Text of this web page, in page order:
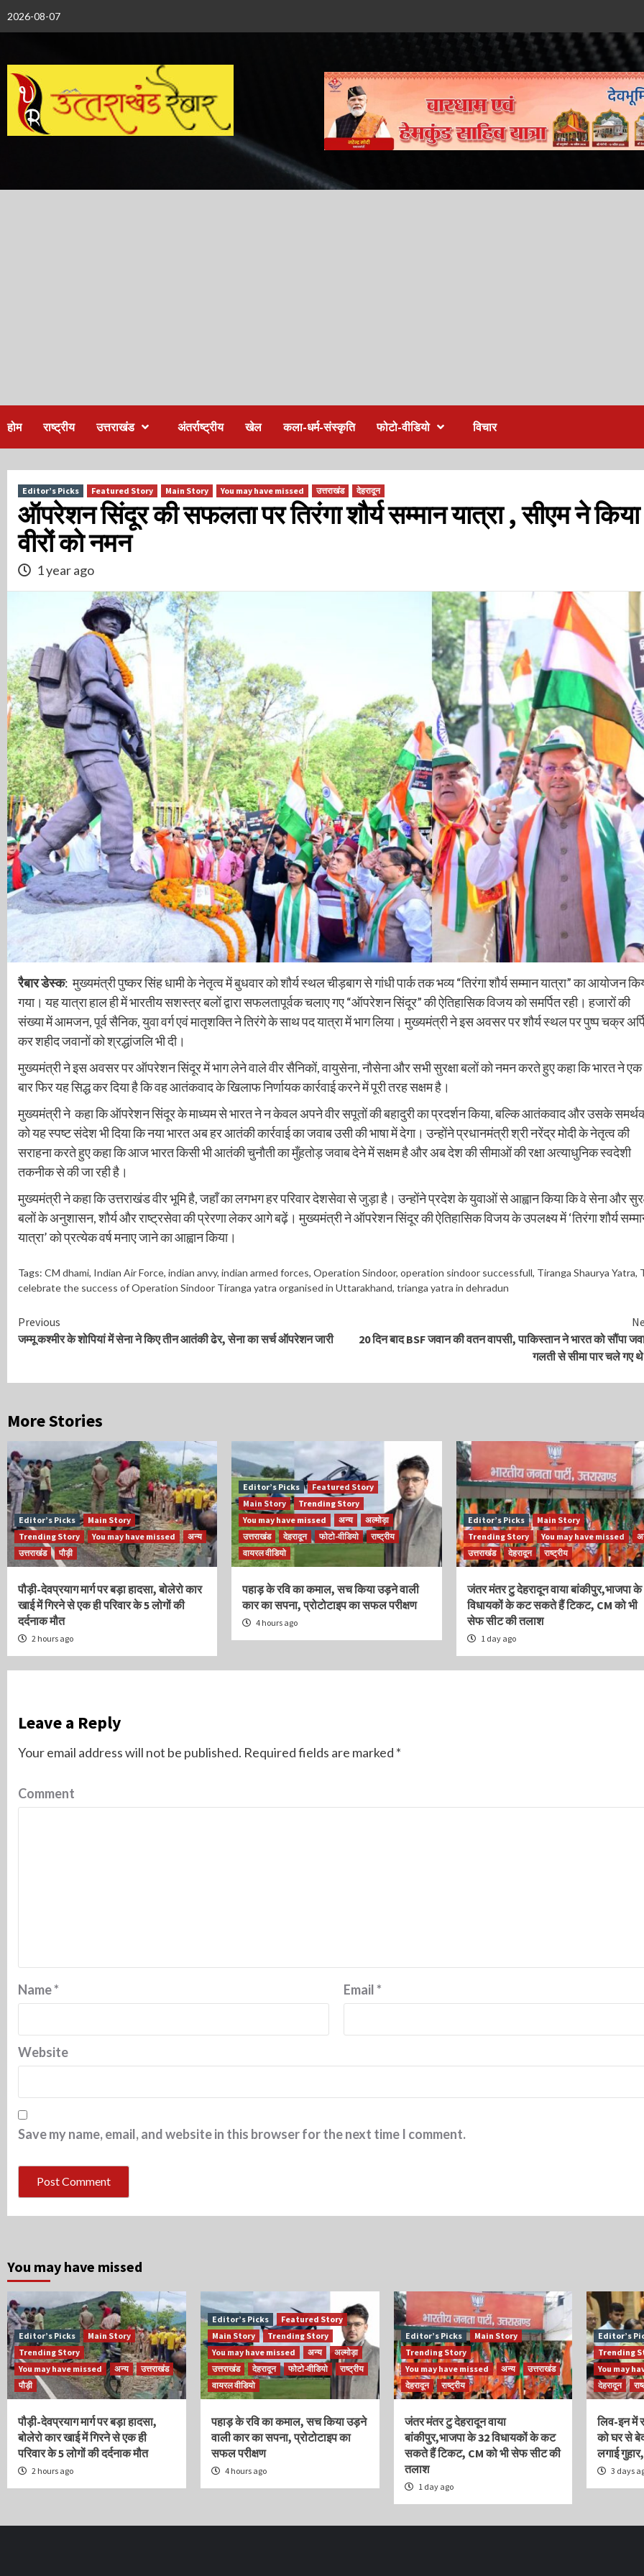
2026-08-07
होम राष्ट्रीय उत्तराखंड अंतर्राष्ट्रीय खेल कला-धर्म-संस्कृति फोटो-वीडियो विचार
Editor’s Picks Featured Story Main Story You may have missed उत्तराखंड देहरादून
ऑपरेशन सिंदूर की सफलता पर तिरंगा शौर्य सम्मान यात्रा , सीएम ने किया
वीरों को नमन
1 year ago
रैबार डेस्क: मुख्यमंत्री पुष्कर सिंह धामी के नेतृत्व में बुधवार को शौर्य स्थल चीड़बाग से गांधी पार्क तक भव्य “तिरंगा शौर्य सम्मान यात्रा” का आयोजन
गया। यह यात्रा हाल ही में भारतीय सशस्त्र बलों द्वारा सफलतापूर्वक चलाए गए “ऑपरेशन सिंदूर” की ऐतिहासिक विजय को समर्पित रही। हजारों की
संख्या में आमजन, पूर्व सैनिक, युवा वर्ग एवं मातृशक्ति ने तिरंगे के साथ पद यात्रा में भाग लिया। मुख्यमंत्री ने इस अवसर पर शौर्य स्थल पर पुष्प चक्र
कर शहीद जवानों को श्रद्धांजलि भी दी।
मुख्यमंत्री ने इस अवसर पर ऑपरेशन सिंदूर में भाग लेने वाले वीर सैनिकों, वायुसेना, नौसेना और सभी सुरक्षा बलों को नमन करते हुए कहा कि भारत ने एक
बार फिर यह सिद्ध कर दिया है कि वह आतंकवाद के खिलाफ निर्णायक कार्रवाई करने में पूरी तरह सक्षम है।
मुख्यमंत्री ने कहा कि ऑपरेशन सिंदूर के माध्यम से भारत ने न केवल अपने वीर सपूतों की बहादुरी का प्रदर्शन किया, बल्कि आतंकवाद और उसके
को यह स्पष्ट संदेश भी दिया कि नया भारत अब हर आतंकी कार्रवाई का जवाब उसी की भाषा में देगा। उन्होंने प्रधानमंत्री श्री नरेंद्र मोदी के नेतृत्व की
सराहना करते हुए कहा कि आज भारत किसी भी आतंकी चुनौती का मुँहतोड़ जवाब देने में सक्षम है और अब देश की सीमाओं की रक्षा अत्याधुनिक स्वदेशी
तकनीक से की जा रही है।
मुख्यमंत्री ने कहा कि उत्तराखंड वीर भूमि है, जहाँ का लगभग हर परिवार देशसेवा से जुड़ा है। उन्होंने प्रदेश के युवाओं से आह्वान किया कि वे सेना और
बलों के अनुशासन, शौर्य और राष्ट्रसेवा की प्रेरणा लेकर आगे बढ़ें। मुख्यमंत्री ने ऑपरेशन सिंदूर की ऐतिहासिक विजय के उपलक्ष्य में ‘तिरंगा शौर्य
यात्रा’ को प्रत्येक वर्ष मनाए जाने का आह्वान किया।
Tags: CM dhami, Indian Air Force, indian anvy, indian armed forces, Operation Sindoor, operation sindoor successfull, Tiranga Shaurya Yatra,
celebrate the success of Operation Sindoor Tiranga yatra organised in Uttarakhand, trianga yatra in dehradun
Continue
Reading
Previous
जम्मू कश्मीर के शोपियां में सेना ने किए तीन आतंकी ढेर, सेना का सर्च ऑपरेशन जारी
20 दिन बाद BSF जवान की वतन वापसी, पाकिस्तान ने भारत को सौंपा
गलती से सीमा पार चले गए
More Stories
Editor’s Picks
Main Story
Trending Story
You may have missed
अन्य
उत्तराखंड
पौड़ी
पौड़ी-देवप्रयाग मार्ग पर बड़ा हादसा, बोलेरो कार
खाई में गिरने से एक ही परिवार के 5 लोगों की
दर्दनाक मौत
2 hours ago
Editor’s Picks
Featured Story
Main Story
Trending Story
You may have missed
अन्य
अल्मोड़ा
उत्तराखंड
देहरादून फोटो-वीडियो
राष्ट्रीय
वायरल वीडियो
पहाड़ के रवि का कमाल, सच किया उड़ने वाली
कार का सपना, प्रोटोटाइप का सफल परीक्षण
4 hours ago
Editor’s Picks
Main Story
Trending Story
You may have missed
उत्तराखंड
देहरादून राष्ट्रीय
जंतर मंतर टु देहरादून वाया बांकीपुर,भाजपा
विधायकों के कट सकते हैं टिकट, CM को भी
सेफ सीट की तलाश
1 day ago
Leave a Reply
Your email address will not be published. Required fields are marked *
Comment
Name* Email*
Website
Save my name, email, and website in this browser for the next time I comment.
You may have missed
Editor’s Picks
Main Story
Trending Story
You may have missed
अन्य
उत्तराखंड
पौड़ी
पौड़ी-देवप्रयाग मार्ग पर बड़ा हादसा,
बोलेरो कार खाई में गिरने से एक ही
परिवार के 5 लोगों की दर्दनाक मौत
2 hours ago
Editor’s Picks
Featured Story
Main Story
Trending Story
You may have missed
अन्य
अल्मोड़ा
उत्तराखंड
देहरादून फोटो-वीडियो
राष्ट्रीय
वायरल वीडियो
पहाड़ के रवि का कमाल, सच किया उड़ने
वाली कार का सपना, प्रोटोटाइप का
सफल परीक्षण
4 hours ago
Editor’s Picks
Main Story
Trending Story
You may have missed
अन्य
उत्तराखंड
देहरादून
राष्ट्रीय
जंतर मंतर टु देहरादून वाया
बांकीपुर,भाजपा के 32 विधायकों के कट
सकते हैं टिकट, CM को भी सेफ सीट की
तलाश
1 day ago
Editor’s
Trending
You may
देहरादून
लिव-इन में
को घर से
लगाई
3 days